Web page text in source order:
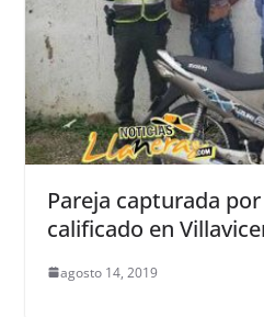
Pareja capturada
calificado en
agosto 14, 2019